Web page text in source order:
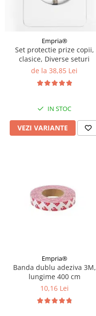
Empria®
Set protectie prize copii,
clasice, Diverse seturi
de la 38,85 Lei
IN STOC
VEZI VARIANTE
Empria®
Banda dublu adeziva 3M,
lungime 400 cm
10,16 Lei